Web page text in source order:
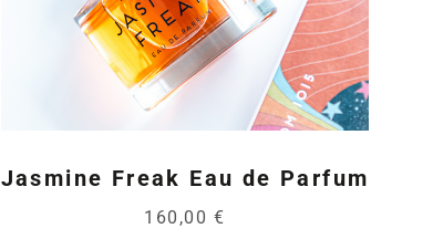
Jasmine Freak Eau de Parfum
160,00 €